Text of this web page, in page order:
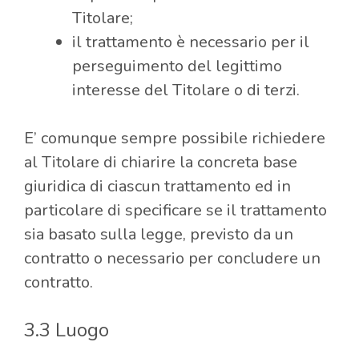
Titolare;
il trattamento è necessario per il
perseguimento del legittimo
interesse del Titolare o di terzi.
E’ comunque sempre possibile richiedere
al Titolare di chiarire la concreta base
giuridica di ciascun trattamento ed in
particolare di specificare se il trattamento
sia basato sulla legge, previsto da un
contratto o necessario per concludere un
contratto.
3.3 Luogo